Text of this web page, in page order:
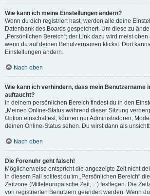
Wie kann ich meine Einstellungen ändern?
Wenn du dich registriert hast, werden alle deine
Datenbank des Boards gespeichert. Um diese zu
„Persönlichen Bereich“; der Link dazu wird meist
wenn du auf deinen Benutzernamen klickst. Dort
Einstellungen ändern.
Nach oben
Wie kann ich verhindern, dass mein Benutzername
auftaucht?
In deinem persönlichen Bereich findest du in den
„Meinen Online-Status während dieser Sitzung
Option einschaltest, können nur Administratoren,
deinen Online-Status sehen. Du wirst dann als
Nach oben
Die Forenuhr geht falsch!
Möglicherweise entspricht die angezeigte Zeit nicht
In diesem Fall solltest du im „Persönlichen Bereich“
Zeitzone (Mitteleuropäische Zeit, ...) festlegen. Die
von registrierten Benutzern geändert werden. Wenn